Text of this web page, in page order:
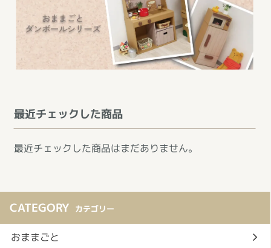
最近チェックした商品
最近チェックした商品はまだありません。
CATEGORY カテゴリー
おままごと